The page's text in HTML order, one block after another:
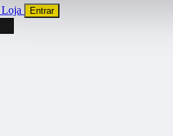
Loja Entrar